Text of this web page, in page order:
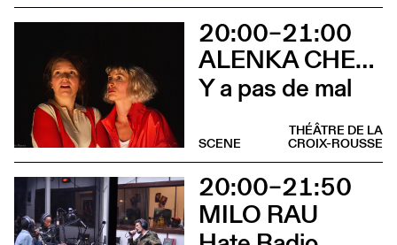
20:00–21:00
ALENKA CHENUZ & AMÉLIE VIDON
Y a pas de mal
THÉÂTRE DE LA
CROIX-ROUSSE
SCENE
20:00–21:50
MILO RAU